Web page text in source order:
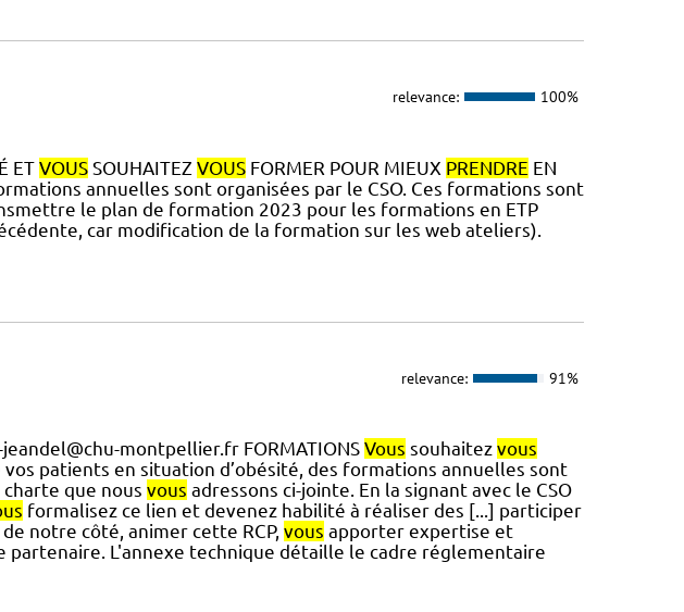
relevance: 100%
ET VOUSSOUHAITEZ VOUSFORMER POUR MIEUX PRENDRE EN
formations annuelles sont organisées par le CSO. Ces formations sont
le plan de formation 2023 pour les formations en ETP
car modification de la formation sur les web ateliers).
relevance: 91%
montpellier.fr FORMATIONS Vous souhaitez vous
vos patients en situation d’obésité, des formations annuelles sont
que nous vous adressons ci-jointe. En la signant avec le CSO
formalisez ce lien et devenez habilité à réaliser des [...] participer
notre côté, animer cette RCP, vous apporter expertise et
partenaire. L'annexe technique détaille le cadre réglementaire